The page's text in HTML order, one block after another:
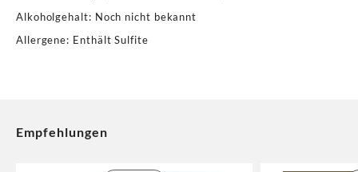
Alkoholgehalt: Noch nicht bekannt
Allergene: Enthält Sulfite
Empfehlungen